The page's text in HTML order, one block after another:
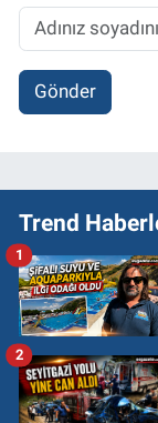
Gönder
Trend
1
2